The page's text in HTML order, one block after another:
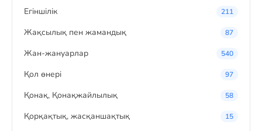
Егіншілік 211
Жақсылық пен жамандық 87
Жан-жануарлар 540
Қол өнері 97
Қонақ, Қонақжайлылық 58
Қорқақтық, жасқаншақтық 15